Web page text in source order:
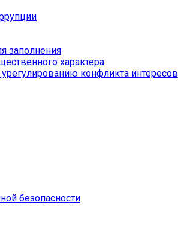
заполнения
характера
конфликта интересов
безопасности